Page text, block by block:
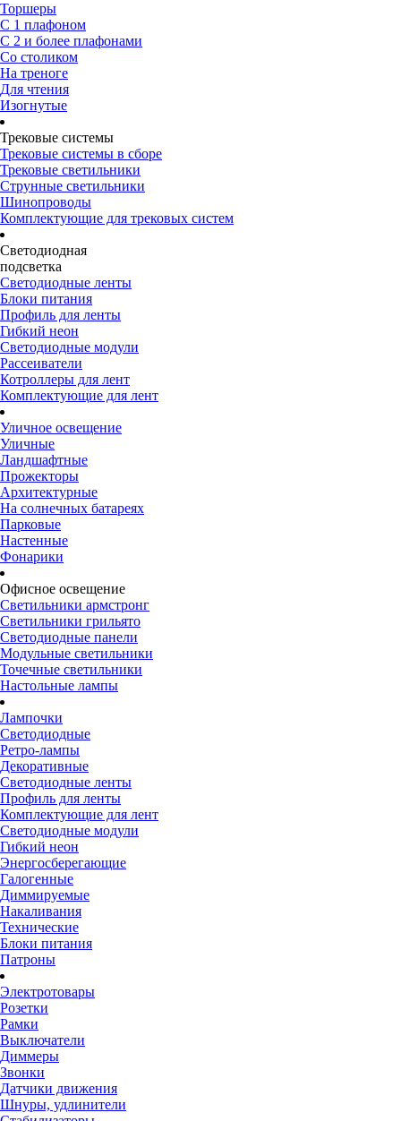
Торшеры
С 1 плафоном
С 2 и более плафонами
Со столиком
На треноге
Для чтения
Изогнутые
Трековые системы
Трековые системы в сборе
Трековые светильники
Струнные светильники
Шинопроводы
Комплектующие для трековых систем
Светодиодная
подсветка
Светодиодные ленты
Блоки питания
Профиль для ленты
Гибкий неон
Светодиодные модули
Рассеиватели
Котроллеры для лент
Комплектующие для лент
Уличное освещение
Уличные
Ландшафтные
Прожекторы
Архитектурные
На солнечных батареях
Парковые
Настенные
Фонарики
Офисное освещение
Светильники армстронг
Светильники грильято
Светодиодные панели
Модульные светильники
Точечные светильники
Настольные лампы
Лампочки
Светодиодные
Ретро-лампы
Декоративные
Светодиодные ленты
Профиль для ленты
Комплектующие для лент
Светодиодные модули
Гибкий неон
Энергосберегающие
Галогенные
Диммируемые
Накаливания
Технические
Блоки питания
Патроны
Электротовары
Розетки
Рамки
Выключатели
Диммеры
Звонки
Датчики движения
Шнуры, удлинители